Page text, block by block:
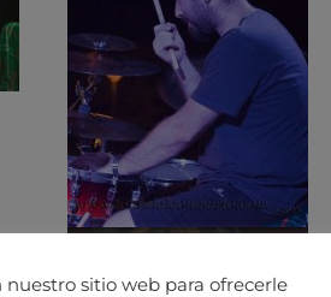
nuestro sitio web para ofrecerle